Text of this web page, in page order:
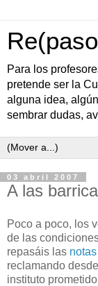
Para los
pretende ser la
alguna idea,
sembrar dudas,
03 abril 2007
A las
Poco a poco, los
de las
repasáis las
reclamando
instituto